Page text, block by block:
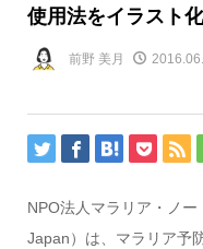
使用法をイラスト化
前野 美月
NPO法人マラリア・ノ
Japan）は、マラリア予